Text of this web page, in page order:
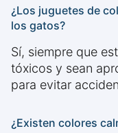
¿Los juguetes de
los gatos?
Sí, siempre que
tóxicos y sean
para evitar
¿Existen colores